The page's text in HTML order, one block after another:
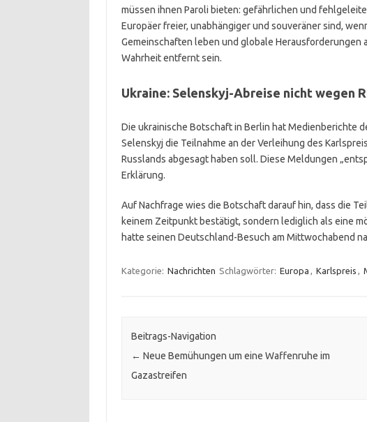
müssen ihnen Paroli bieten: gefährlichen und
Europäer freier, unabhängiger und souveräner sind,
Gemeinschaften leben und globale Herausforderungen
Wahrheit entfernt sein.
Ukraine: Selenskyj-Abreise nicht wegen
Die ukrainische Botschaft in Berlin hat Medienberichte
Selenskyj die Teilnahme an der Verleihung des
Russlands abgesagt haben soll. Diese Meldungen
Erklärung.
Auf Nachfrage wies die Botschaft darauf hin, dass die
keinem Zeitpunkt bestätigt, sondern lediglich als eine
hatte seinen Deutschland-Besuch am Mittwochabend
Kategorie: Nachrichten Schlagwörter: Europa , Karlspreis ,
Beitrags-Navigation
← Neue Bemühungen um eine Waffenruhe im
Gazastreifen